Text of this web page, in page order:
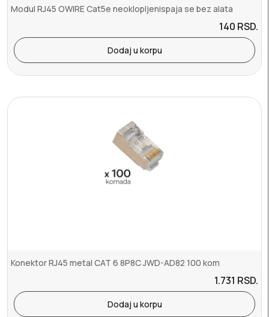
Modul RJ45 OWIRE Cat5e neoklopljenispaja se bez alata
140 RSD.
Dodaj u korpu
Konektor RJ45 metal CAT 6 8P8C JWD-AD82 100 kom
1.731 RSD.
Dodaj u korpu